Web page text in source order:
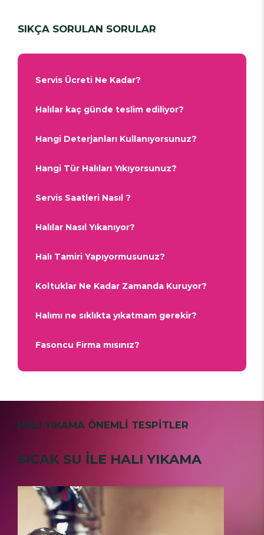
SIKÇA SORULAN SORULAR
Servis Ücreti Ne Kadar?
Halılar kaç günde teslim ediliyor?
Hangi Deterjanları Kullanıyorsunuz?
Hangi Tür Halıları Yıkıyorsunuz?
Servis Saatleri Nasıl ?
Halılar Nasıl Yıkanıyor?
Halı Tamiri Yapıyormusunuz?
Koltuklar Ne Kadar Zamanda Kuruyor?
Halımı ne sıklıkta yıkatmam gerekir?
Fasoncu Firma mısınız?
HALI YIKAMA ÖNEMLİ TESPİTLER
SICAK SU İLE HALI YIKAMA